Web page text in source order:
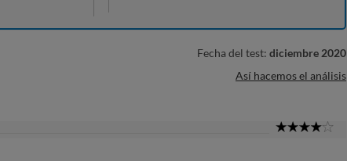
Fecha del test: diciembre 2020
Así hacemos el análisis